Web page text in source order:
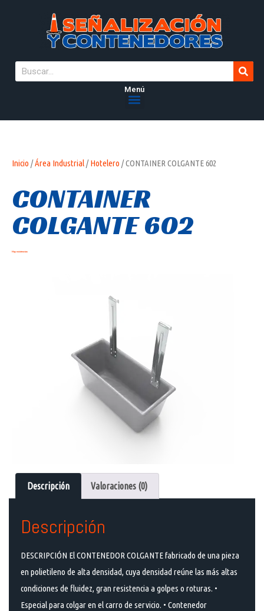
Menú
Inicio /Área Industrial/Hotelero / CONTAINER COLGANTE 602
CONTAINER
COLGANTE 602
Hay existencias
Descripción Valoraciones (0)
Descripción
DESCRIPCIÓN El CONTENEDOR COLGANTE fabricado de una pieza
en polietileno de alta densidad, cuya densidad reúne las más altas
condiciones de fluidez, gran resistencia a golpes o roturas. •
Especial para colgar en el carro de servicio. • Contenedor